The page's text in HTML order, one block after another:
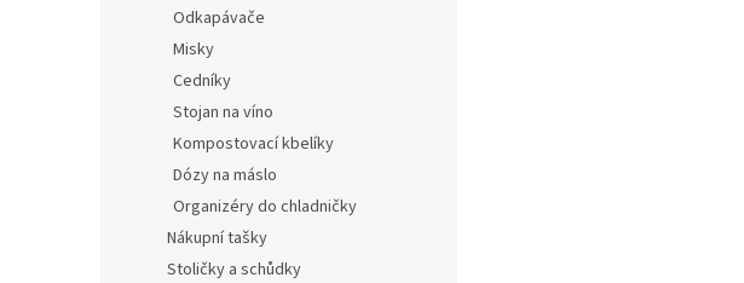
Odkapávače
Misky
Cedníky
Stojan na víno
Kompostovací kbelíky
Dózy na máslo
Organizéry do chladničky
Nákupní tašky
Stoličky a schůdky